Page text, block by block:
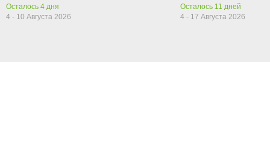
Осталось 4 дня
4 - 10 Августа 2026
Осталось 11 дней
4 - 17 Августа 2026